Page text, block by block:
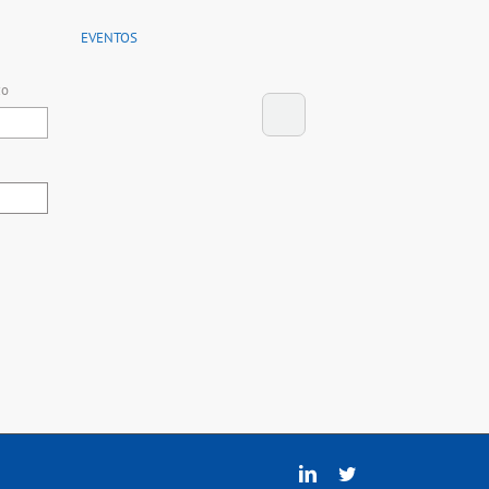
EVENTOS
LinkedinTwitter